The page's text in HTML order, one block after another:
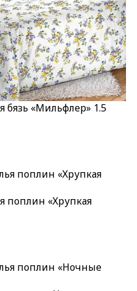
бязь «Мильфлер» 1.5
поплин «Хрупкая